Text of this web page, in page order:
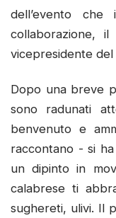
dell’evento
collaborazione,
vicepresidente del
Dopo una breve
sono radunati
benvenuto e
raccontano - si
un dipinto in
calabrese ti
sughereti, ulivi. Il